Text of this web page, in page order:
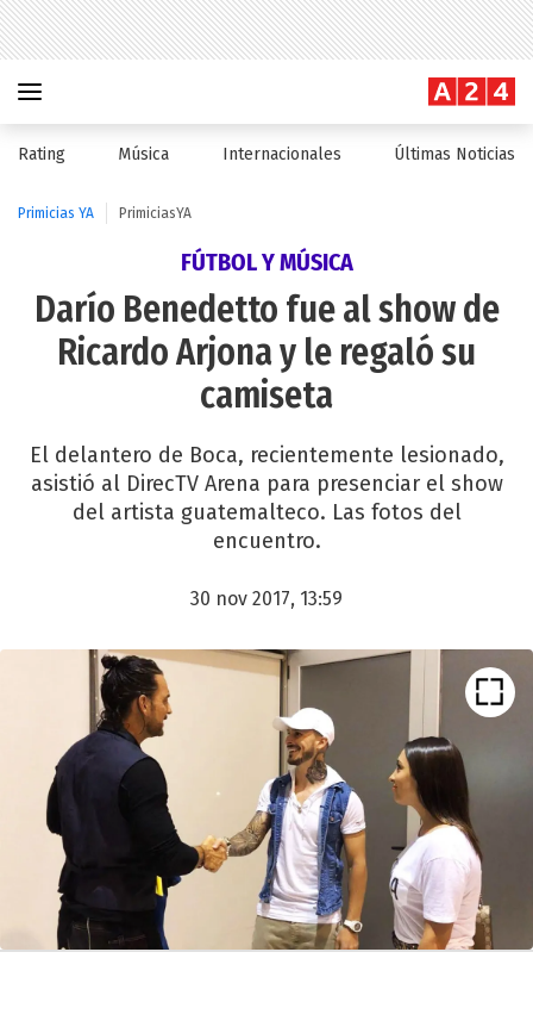
Rating Música Internacionales Últimas Noticias
Primicias YA PrimiciasYA
FÚTBOL Y MÚSICA
Darío Benedetto fue al show de
Ricardo Arjona y le regaló su
camiseta
El delantero de Boca, recientemente lesionado,
asistió al DirecTV Arena para presenciar el show
del artista guatemalteco. Las fotos del
encuentro.
30 nov 2017, 13:59